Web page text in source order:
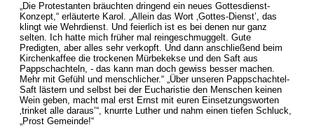
„Die Protestanten bräuchten dringend ein neues Gottesdienst-
Konzept,“ erläuterte Karol. „Allein das Wort ‚Gottes-Dienst’, das
klingt wie Wehrdienst. Und feierlich ist es bei denen nur ganz
selten. Ich hatte mich früher mal reingeschmuggelt. Gute
Predigten, aber alles sehr verkopft. Und dann anschließend beim
Kirchenkaffee die trockenen Mürbekekse und den Saft aus
Pappschachteln, - das kann man doch gewiss besser machen.
Mehr mit Gefühl und menschlicher.“ „Über unseren Pappschachtel-
Saft lästern und selbst bei der Eucharistie den Menschen keinen
Wein geben, macht mal erst Ernst mit euren Einsetzungsworten
‚trinket alle daraus’“, knurrte Luther und nahm einen tiefen Schluck,
„Prost Gemeinde!“